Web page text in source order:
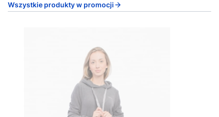
Wszystkie produkty w promocji